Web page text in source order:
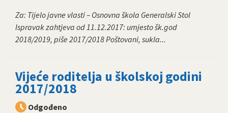
Za: Tijelo javne vlasti – Osnovna škola Generalski Stol
Ispravak zahtjeva od 11.12.2017: umjesto šk.god
2018/2019, piše 2017/2018 Poštovani, sukla...
Vijeće roditelja u školskoj godini
2017/2018
Odgođeno